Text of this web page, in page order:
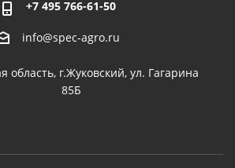
+7 495 766-61-50
info@spec-agro.ru
область, г.Жуковский, ул. Гагарина
85Б